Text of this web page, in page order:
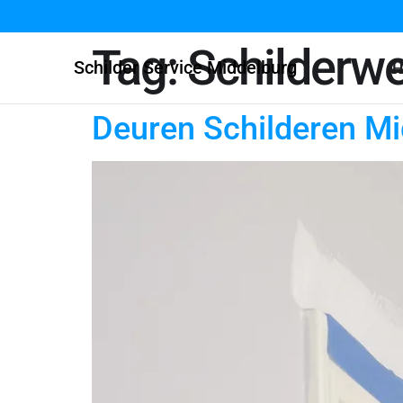
Schilder Service Middelburg
Tag:
Deuren Schilderen